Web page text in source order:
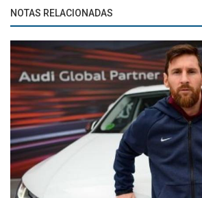
NOTAS RELACIONADAS